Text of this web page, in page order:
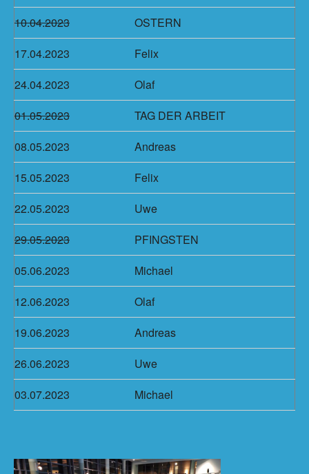
10.04.2023
OSTERN
17.04.2023
Felix
24.04.2023
Olaf
01.05.2023
TAG DER ARBEIT
08.05.2023
Andreas
15.05.2023
Felix
22.05.2023
Uwe
29.05.2023
PFINGSTEN
05.06.2023
Michael
12.06.2023
Olaf
19.06.2023
Andreas
26.06.2023
Uwe
03.07.2023
Michael